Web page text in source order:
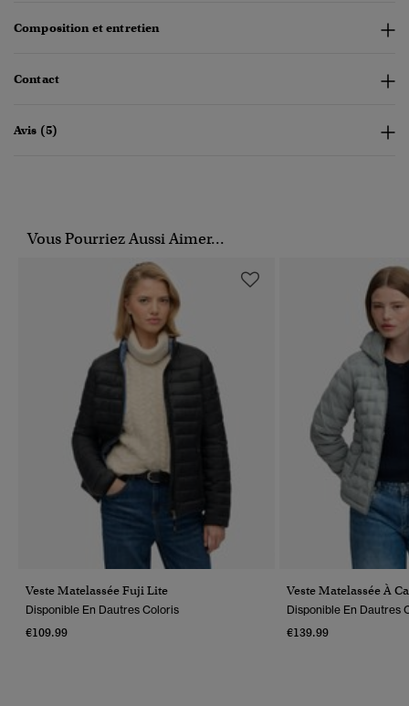
Composition et entretien
Contact
Avis (5)
Vous Pourriez Aussi Aimer...
Veste Matelassée Fuji Lite
Disponible En Dautres Coloris
€109.99
Veste Matelassée À
Disponible En Dautres
€139.99